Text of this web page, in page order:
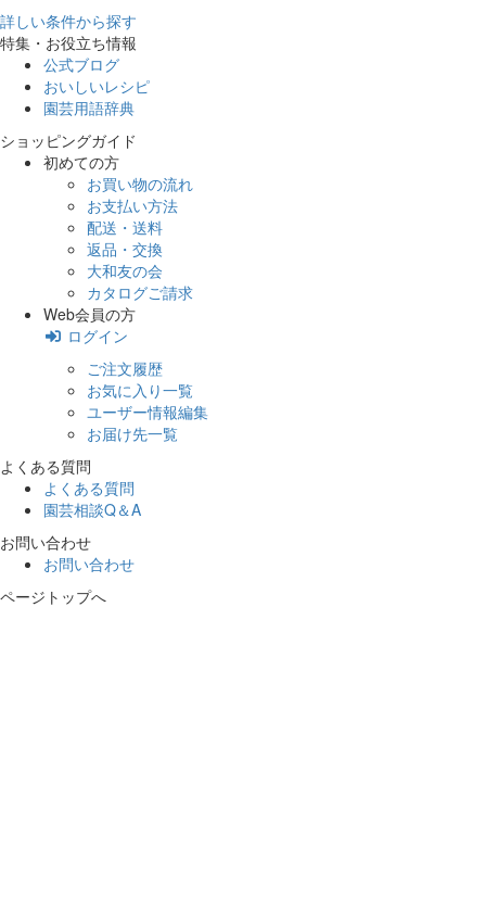
詳しい条件から探す
特集・お役立ち情報
公式ブログ
おいしいレシピ
園芸用語辞典
ショッピングガイド
初めての方
お買い物の流れ
お支払い方法
配送・送料
返品・交換
大和友の会
カタログご請求
Web会員の方
ログイン
ご注文履歴
お気に入り一覧
ユーザー情報編集
お届け先一覧
よくある質問
よくある質問
園芸相談Q＆A
お問い合わせ
お問い合わせ
ページトップへ